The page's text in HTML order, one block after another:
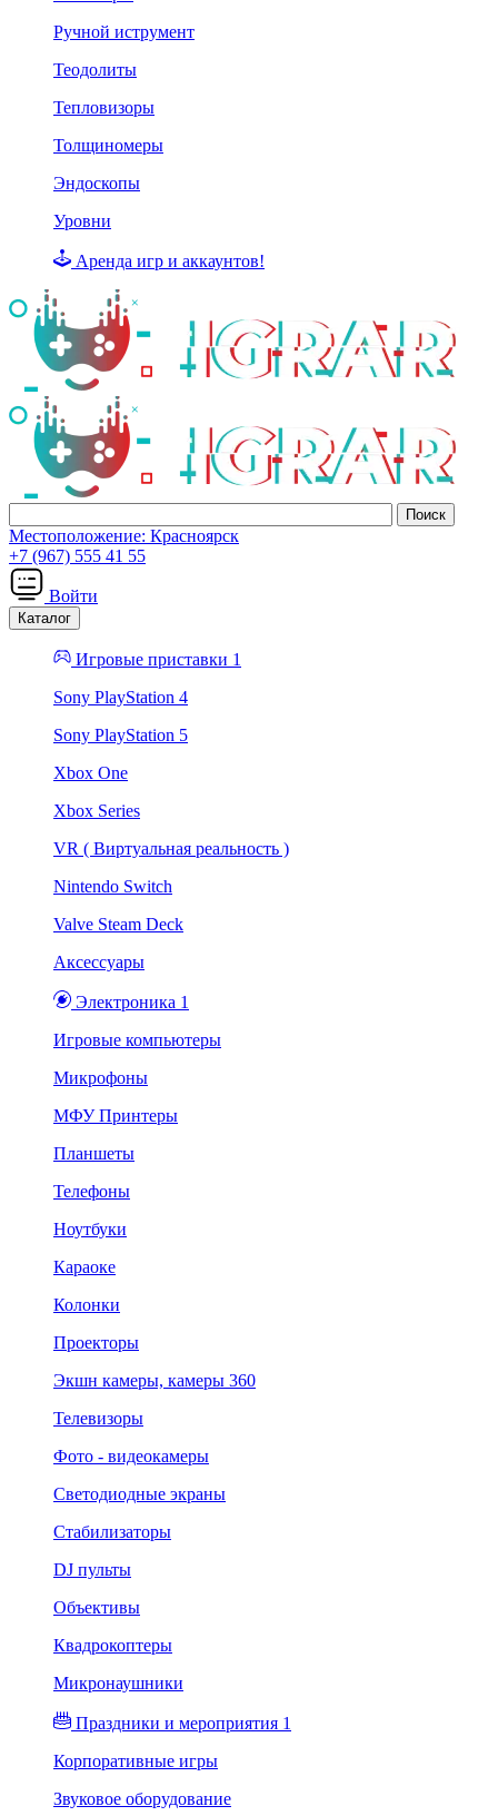
Ручной иструмент
Теодолиты
Тепловизоры
Толщиномеры
Эндоскопы
Уровни
Аренда игр и аккаунтов!
Местоположение: Красноярск
+7 (967) 555 41 55
Войти
Каталог
Игровые приставки 1
Sony PlayStation 4
Sony PlayStation 5
Xbox One
Xbox Series
VR ( Виртуальная реальность )
Nintendo Switch
Valve Steam Deck
Аксессуары
Электроника 1
Игровые компьютеры
Микрофоны
МФУ Принтеры
Планшеты
Телефоны
Ноутбуки
Караоке
Колонки
Проекторы
Экшн камеры, камеры 360
Телевизоры
Фото - видеокамеры
Светодиодные экраны
Стабилизаторы
DJ пульты
Объективы
Квадрокоптеры
Микронаушники
Праздники и мероприятия 1
Корпоративные игры
Звуковое оборудование